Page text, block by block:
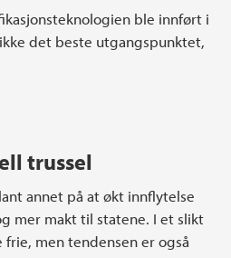
ble innført i
det beste utgangspunktet,
trussel
annet på at økt innflytelse
mer makt til statene. I et slikt
men tendensen er også